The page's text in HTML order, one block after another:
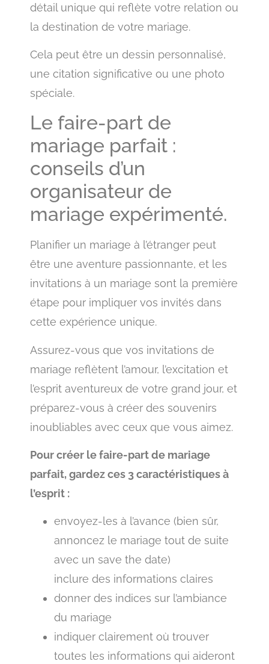
détail unique qui reflète votre relation ou
la destination de votre mariage.
Cela peut être un dessin personnalisé,
une citation significative ou une photo
spéciale.
Le faire-part de
mariage parfait :
conseils d’un
organisateur de
mariage expérimenté.
Planifier un mariage à l’étranger peut
être une aventure passionnante, et les
invitations à un mariage sont la première
étape pour impliquer vos invités dans
cette expérience unique.
Assurez-vous que vos invitations de
mariage reflètent l’amour, l’excitation et
l’esprit aventureux de votre grand jour, et
préparez-vous à créer des souvenirs
inoubliables avec ceux que vous aimez.
Pour créer le faire-part de mariage
parfait, gardez ces 3 caractéristiques à
l’esprit :
envoyez-les à l’avance (bien sûr,
annoncez le mariage tout de suite
avec un save the date)
inclure des informations claires
donner des indices sur l’ambiance
du mariage
indiquer clairement où trouver
toutes les informations qui aideront